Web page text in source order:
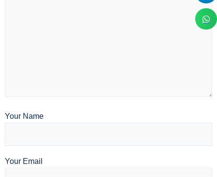
Your Name
Your Email